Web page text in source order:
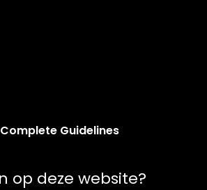
Guidelines
op deze website?